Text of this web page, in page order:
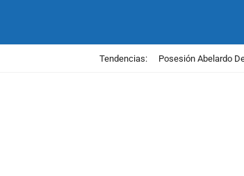
Tendencias: Posesión Abelardo